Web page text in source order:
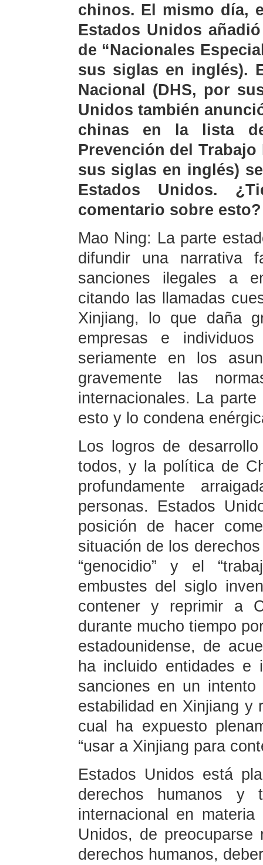
chinos. El mismo día,
Estados Unidos
de “Nacionales
sus siglas en inglés).
Nacional (DHS, por
Unidos también
chinas en la lista
Prevención del Trabajo
sus siglas en inglés)
Estados Unidos.
comentario sobre esto?
Mao Ning: La parte
difundir una narrativa
sanciones ilegales a
citando las llamadas
Xinjiang, lo que daña
empresas e
seriamente en los
gravemente las
internacionales. La
esto y lo condena
Los logros de
todos, y la política de
profundamente
personas. Estados
posición de hacer
situación de los
“genocidio” y el
embustes del siglo
contener y reprimir a
durante mucho tiempo
estadounidense, de
ha incluido entidades
sanciones en un
estabilidad en Xinjiang y
cual ha expuesto
“usar a Xinjiang para
Estados Unidos está
derechos humanos y
internacional en
Unidos, de
derechos humanos,